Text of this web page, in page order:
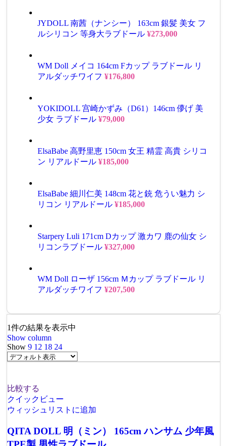
JYDOLL 南茜（ナンシー） 163cm 銀髪 美女 フ
ルシリコン 等身大ラブドール ¥273,000
WM Doll メイコ 164cm Fカップ ラブドール リ
アルダッチワイフ ¥176,800
YOKIDOLL 宫崎かずみ（D61）146cm 儚げ 美
少女 ラブドール ¥79,000
ElsaBabe 高野里恵 150cm 女王 精霊 高貴 シリコ
ン リアルドール ¥185,000
ElsaBabe 細川仁美 148cm 花と銃 危うい魅力 シ
リコン リアルドール ¥185,000
Starpery Luli 171cm Dカップ 激カワ 鹿の仙女 シ
リコンラブドール ¥327,000
WM Doll ローザ 156cm Ｍカップ ラブドール リ
アルダッチワイフ ¥207,500
1件の結果を表示中
Show column
Show 9 12 18 24
比較する
クイックビュー
ウィッシュリストに追加
QITA DOLL 明（ミン） 165cm ハンサム 少年風